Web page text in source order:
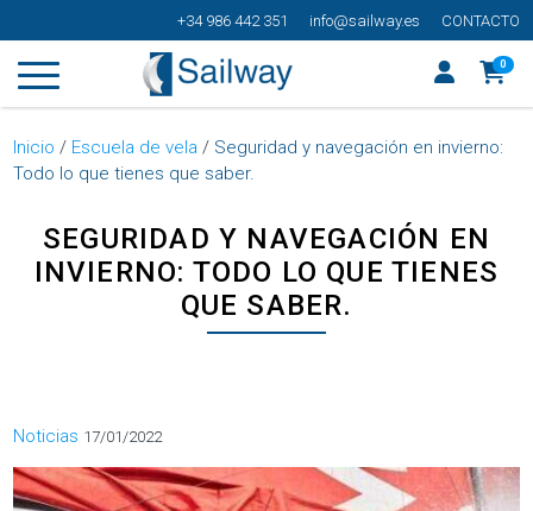
+34 986 442 351 info@sailway.es CONTACTO
0
Inicio / Escuela de vela / Seguridad y navegación en invierno:
Todo lo que tienes que saber.
SEGURIDAD Y NAVEGACIÓN EN
INVIERNO: TODO LO QUE TIENES
QUE SABER.
Categorías
Noticias 17/01/2022